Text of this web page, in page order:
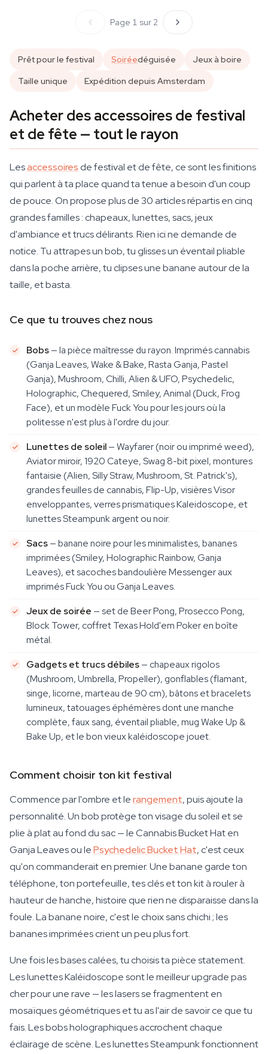
Page 1 sur 2
Prêt pour le festival Soiréedéguisée
Jeux à boire
Taille unique
Expédition depuis Amsterdam
Acheter des accessoires de festival
et de fête — tout le rayon
Lesaccessoires de festival et de fête, ce sont les finitions
qui parlent à ta place quand ta tenue a besoin d'un coup
de pouce. On propose plus de 30 articles répartis en cinq
grandes familles : chapeaux, lunettes, sacs, jeux
d'ambiance et trucs délirants. Rien ici ne demande de
notice. Tu attrapes un bob, tu glisses un éventail pliable
dans la poche arrière, tu clipses une banane autour de la
taille, et basta.
Ce que tu trouves chez nous
Bobs— la pièce maîtresse du rayon. Imprimés cannabis
(Ganja Leaves, Wake & Bake, Rasta Ganja, Pastel
Ganja), Mushroom, Chilli, Alien & UFO, Psychedelic,
Holographic, Chequered, Smiley, Animal (Duck, Frog
Face), et un modèle Fuck You pour les jours où la
politesse n'est plus à l'ordre du jour.
Lunettes de soleil— Wayfarer (noir ou imprimé weed),
Aviator miroir, 1920 Cateye, Swag 8-bit pixel, montures
fantaisie (Alien, Silly Straw, Mushroom, St. Patrick's),
grandes feuilles de cannabis, Flip-Up, visières Visor
enveloppantes, verres prismatiques Kaleidoscope, et
lunettes Steampunk argent ou noir.
Sacs— banane noire pour les minimalistes, bananes
imprimées (Smiley, Holographic Rainbow, Ganja
Leaves), et sacoches bandoulière Messenger aux
imprimés Fuck You ou Ganja Leaves.
Jeux de soirée — set de Beer Pong, Prosecco Pong,
Block Tower, coffret Texas Hold'em Poker en boîte
métal.
Gadgets et trucs débiles— chapeaux rigolos
(Mushroom, Umbrella, Propeller), gonflables (flamant,
singe, licorne, marteau de 90 cm), bâtons et bracelets
lumineux, tatouages éphémères dont une manche
complète, faux sang, éventail pliable, mug Wake Up &
Bake Up, et le bon vieux kaléidoscope jouet.
Comment choisir ton kit festival
Commence par l'ombre et lerangement, puis ajoute la
personnalité. Un bob protège ton visage du soleil et se
plie à plat au fond du sac — le Cannabis Bucket Hat en
Ganja Leaves ou lePsychedelic Bucket Hat, c'est ceux
qu'on commanderait en premier. Une banane garde ton
téléphone, ton portefeuille, tes clés et ton kit à rouler à
hauteur de hanche, histoire que rien ne disparaisse dans la
foule. La banane noire, c'est le choix sans chichi ; les
bananes imprimées crient un peu plus fort.
Une fois les bases calées, tu choisis ta pièce statement.
Les lunettes Kaléidoscope sont le meilleur upgrade pas
cher pour une rave — les lasers se fragmentent en
mosaïques géométriques et tu as l'air de savoir ce que tu
fais. Les bobs holographiques accrochent chaque
éclairage de scène. Les lunettes Steampunk fonctionnent